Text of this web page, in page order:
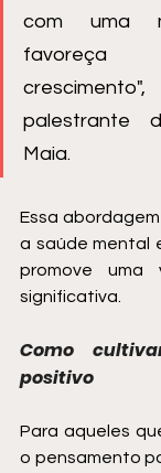
com uma
palestrante
Maia.
Essa
a saúde mental
promove uma
significativa.
Como
positivo
Para aqueles
o pensamento